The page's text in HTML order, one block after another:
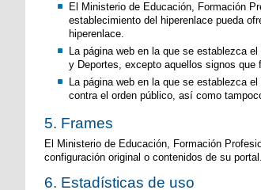
El Ministerio de Educación, Formación
establecimiento del hiperenlace pueda
hiperenlace.
La página web en la que se establezca
y Deportes, excepto aquellos signos que
La página web en la que se establezca
contra el orden público, así como
5. Frames
El Ministerio de Educación, Formación
configuración original o contenidos de su portal.
6. Estadísticas de uso